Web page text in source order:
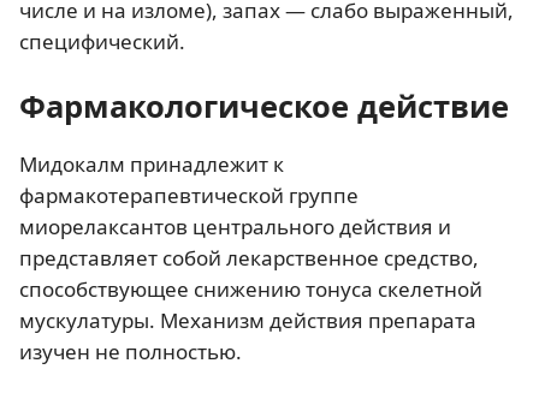
числе и на изломе), запах — слабо выраженный,
специфический.
Фармакологическое действие
Мидокалм принадлежит к
фармакотерапевтической группе
миорелаксантов центрального действия и
представляет собой лекарственное средство,
способствующее снижению тонуса скелетной
мускулатуры. Механизм действия препарата
изучен не полностью.